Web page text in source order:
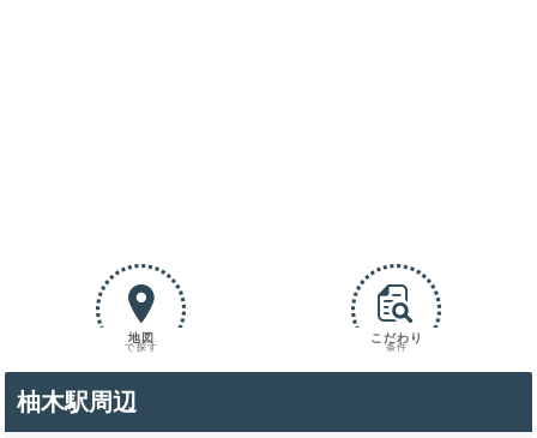
地図
で探す
こだわり
条件
柚木駅周辺